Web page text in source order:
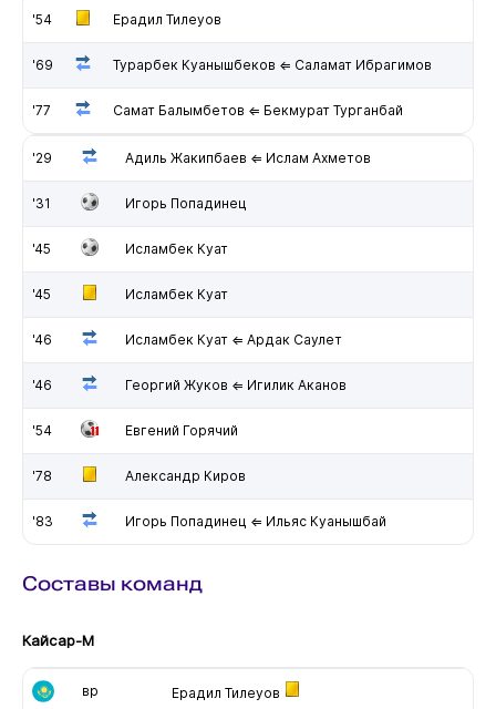
'54 Ерадил Тилеуов
'69 Турарбек Куанышбеков ⇐ Саламат Ибрагимов
'77 Самат Балымбетов ⇐ Бекмурат Турганбай
'29 Адиль Жакипбаев ⇐ Ислам Ахметов
'31 Игорь Попадинец
'45 Исламбек Куат
'45 Исламбек Куат
'46 Исламбек Куат ⇐ Ардак Саулет
'46 Георгий Жуков ⇐ Игилик Аканов
'54 Евгений Горячий
'78 Александр Киров
'83 Игорь Попадинец ⇐ Ильяс Куанышбай
Составы команд
Кайсар-М
вр Ерадил Тилеуов